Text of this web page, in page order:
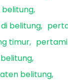
belitung
timur
belitung